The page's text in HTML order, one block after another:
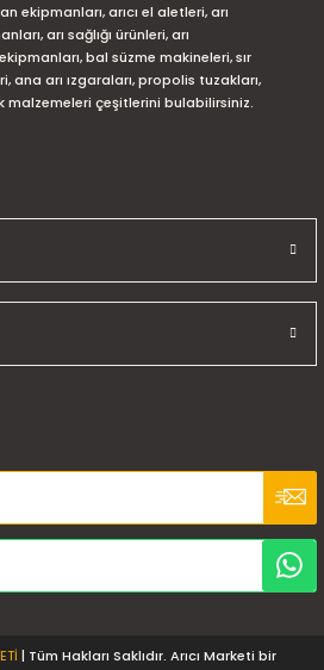
ekipmanları, arıcı el aletleri, arı
arı sağlığı ürünleri, arı
bal süzme makineleri, sır
ana arı ızgaraları, propolis tuzakları,
malzemeleri çeşitlerini bulabilirsiniz.
| Tüm Hakları Saklıdır. Arıcı Marketi bir